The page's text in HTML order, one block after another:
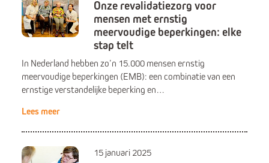
Onze revalidatiezorg voor
mensen met ernstig
meervoudige beperkingen: elke
stap telt
In Nederland hebben zo’n 15.000 mensen ernstig
meervoudige beperkingen (EMB): een combinatie van een
ernstige verstandelijke beperking en…
Lees meer
15 januari 2025